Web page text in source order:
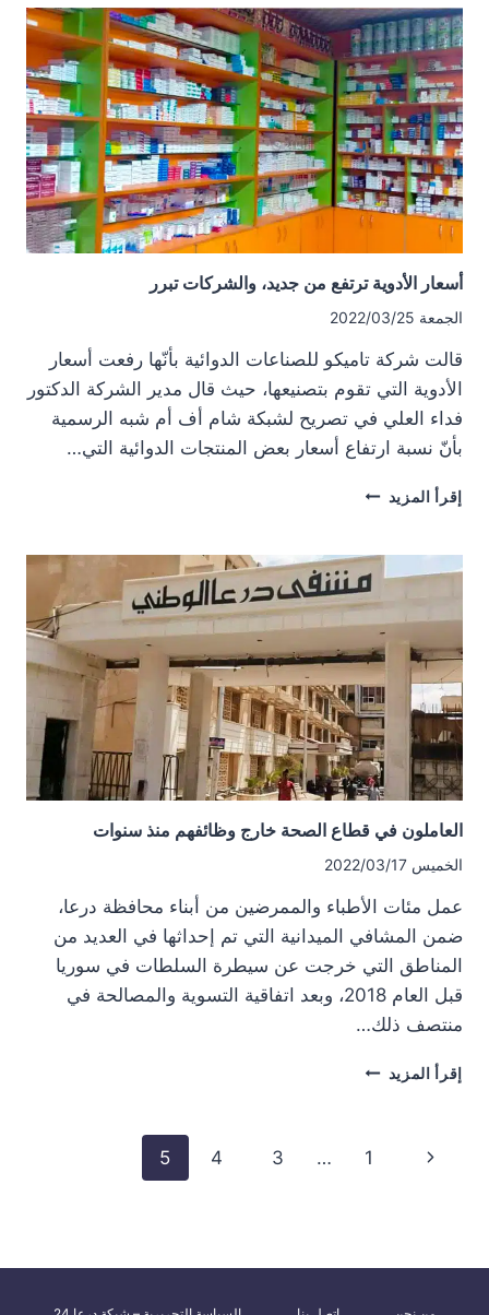
بين
طبيب
وآخر،
والتسعيرة
الرسمية
غير
عادلة
أسعار الأدوية ترتفع من جديد، والشركات تبرر
الجمعة 2022/03/25
قالت شركة تاميكو للصناعات الدوائية بأنّها رفعت أسعار
الأدوية التي تقوم بتصنيعها، حيث قال مدير الشركة ‏الدكتور
فداء العلي في تصريح لشبكة شام أف أم شبه الرسمية
بأنّ نسبة ارتفاع أسعار بعض المنتجات الدوائية التي…
إقرأ المزيد أسعار
من
جديد،
والشركات
تبرر
العاملون في قطاع الصحة خارج وظائفهم منذ سنوات
الخميس 2022/03/17
عمل مئات الأطباء والممرضين من أبناء محافظة درعا،
ضمن المشافي الميدانية التي تم إحداثها في العديد من
المناطق التي خرجت عن سيطرة السلطات في سوريا
قبل العام 2018، وبعد اتفاقية التسوية والمصالحة في
منتصف ذلك…
إقرأ المزيد العاملون
خارج
تنقلالصفحة
1
…
3
4
5